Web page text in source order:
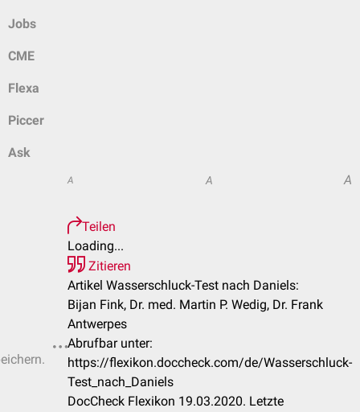
Jobs
CME
Flexa
Piccer
Ask
A A A
Teilen
Loading...
Zitieren
Artikel Wasserschluck-Test nach Daniels:
Bijan Fink, Dr. med. Martin P. Wedig, Dr. Frank
Antwerpes
Abrufbar unter:
https://flexikon.doccheck.com/de/Wasserschluck-
Test_nach_Daniels
DocCheck Flexikon 19.03.2020. Letzte